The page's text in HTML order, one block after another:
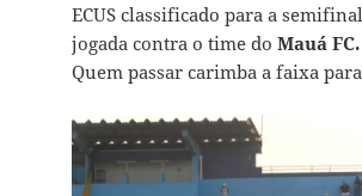
ECUS classificado para a
jogada contra o time do Mauá FC.
Quem passar carimba a faixa